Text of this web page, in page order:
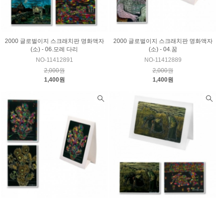
2000 글로벌이지 스크래치판 명화액자
(소) - 06.모레 다리
NO-11412891
2,000원
1,400원
2000 글로벌이지 스크래치판 명화액자
(소) - 04.꿈
NO-11412889
2,000원
1,400원